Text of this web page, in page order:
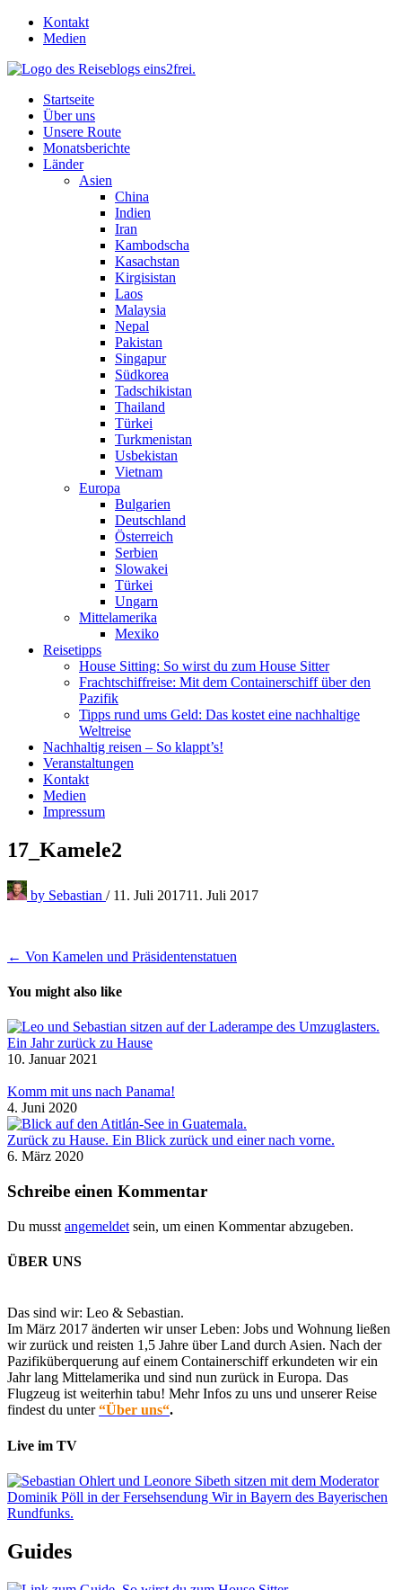
Skip
Kontakt
Medien
Startseite
Über uns
Unsere Route
Monatsberichte
Länder
Asien
China
Indien
Iran
Kambodscha
Kasachstan
Kirgisistan
Laos
Malaysia
Nepal
Pakistan
Singapur
Südkorea
Tadschikistan
Thailand
Türkei
Turkmenistan
Usbekistan
Vietnam
Europa
Bulgarien
Deutschland
Österreich
Serbien
Slowakei
Türkei
Ungarn
Mittelamerika
Mexiko
Reisetipps
House Sitting: So wirst du zum House Sitter
Frachtschiffreise: Mit dem Containerschiff über den
Pazifik
Tipps rund ums Geld: Das kostet eine nachhaltige
Weltreise
Nachhaltig reisen – So klappt’s!
Veranstaltungen
Kontakt
Medien
Impressum
17_Kamele2
by Sebastian / 11. Juli 201711. Juli 2017
Beitragsnavigation
← Von Kamelen und Präsidentenstatuen
You might also like
Ein Jahr zurück zu Hause
10. Januar 2021
Komm mit uns nach Panama!
4. Juni 2020
Zurück zu Hause. Ein Blick zurück und einer nach vorne.
6. März 2020
Schreibe einen Kommentar
Du musst angemeldet sein, um einen Kommentar abzugeben.
ÜBER UNS
Das sind wir: Leo & Sebastian.
Im März 2017 änderten wir unser Leben: Jobs und Wohnung ließen
wir zurück und reisten 1,5 Jahre über Land durch Asien. Nach der
Pazifiküberquerung auf einem Containerschiff erkundeten wir ein
Jahr lang Mittelamerika und sind nun zurück in Europa. Das
Flugzeug ist weiterhin tabu! Mehr Infos zu uns und unserer Reise
findest du unter“Über uns“.
Live im TV
Guides